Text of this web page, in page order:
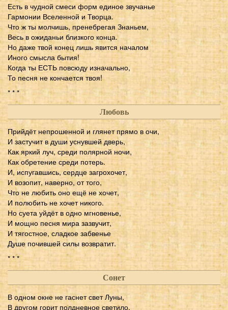
Есть в чудной смеси форм единое звучанье
Гармонии Вселенной и Творца.
Что ж ты молчишь, пренебрегая Знаньем,
Весь в ожиданьи близкого конца.
Но даже твой конец лишь явится началом
Иного смысла бытия!
Когда ты ЕСТЬ повсюду изначально,
То песня не кончается твоя!
* * *
Любовь
Прийдёт непрошенной и глянет прямо в очи,
И застучит в души уснувшей дверь,
Как яркий луч, среди полярной ночи,
Как обретение среди потерь.
И, испугавшись, сердце загрохочет,
И возопит, наверно, от того,
Что не любить оно ещё не хочет,
И полюбить не хочет никого.
Но суета уйдёт в одно мгновенье,
И мощно песня мира зазвучит,
И тягостное, сладкое забвенье
Душе почившей силы возвратит.
* * *
Сонет
В одном окне не гаснет свет Луны,
В другом горит полдневное светило,